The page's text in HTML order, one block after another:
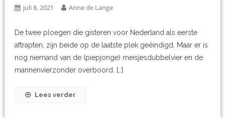
juli 8, 2021 Anne de Lange
De twee ploegen die gisteren voor Nederland als eerste
aftrapten, zijn beide op de laatste plek geëindigd. Maar er is
nog niemand van de (piepjonge) meisjesdubbelvier en de
mannenvierzonder overboord. […]
Lees verder